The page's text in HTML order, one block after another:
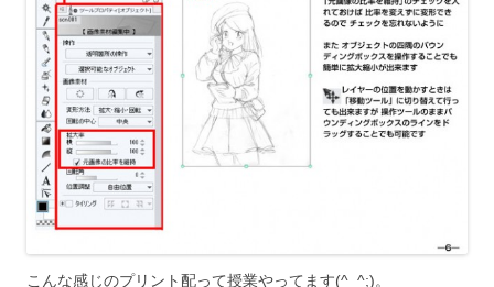
こんな感じのプリント配って授業やってます(^_^;)。